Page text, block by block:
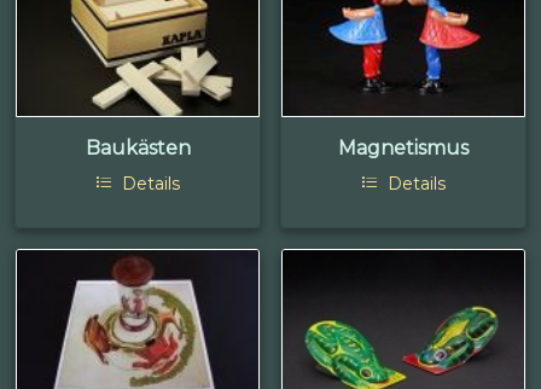
Baukästen
Details
Magnetismus
Details